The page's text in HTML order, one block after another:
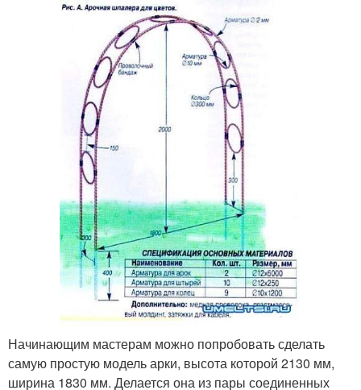
Начинающим мастерам можно попробовать сделать
самую простую модель арки, высота которой 2130 мм,
ширина 1830 мм. Делается она из пары соединенных